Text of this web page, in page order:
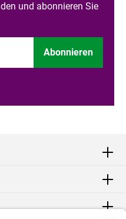
und abonnieren Sie
Abonnieren